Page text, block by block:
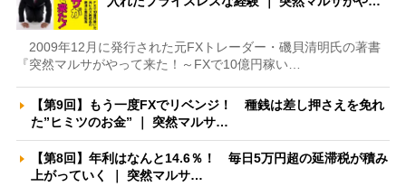
2009年12月に発行された元FXトレーダー・磯貝清明氏の著書
『突然マルサがやって来た！～FXで10億円稼い…
【第9回】もう一度FXでリベンジ！ 種銭は差し押さえを免れ
た”ヒミツのお金” ｜ 突然マルサ…
【第8回】年利はなんと14.6％！ 毎日5万円超の延滞税が積み
上がっていく ｜ 突然マルサ…